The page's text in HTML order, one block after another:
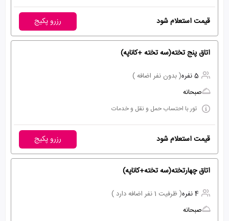
قیمت استعلام شود رزرو پکیج
اتاق پنج تخته(سه تخته +کاناپه)
5 نفره
( بدون نفر اضافه )
صبحانه
تور با احتساب حمل و نقل و خدمات
قیمت استعلام شود رزرو پکیج
اتاق چهارتخته(سه تخته+کاناپه)
4 نفره
( ظرفیت 1 نفر اضافه دارد )
صبحانه